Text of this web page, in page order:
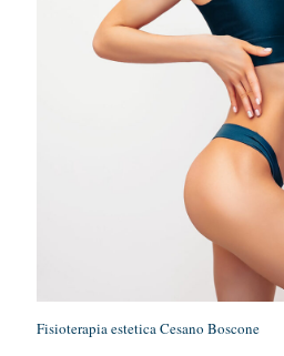
Fisioterapia estetica Cesano Boscone